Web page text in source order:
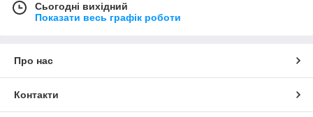
Сьогодні вихідний
Показати весь графік роботи
Про нас
Контакти